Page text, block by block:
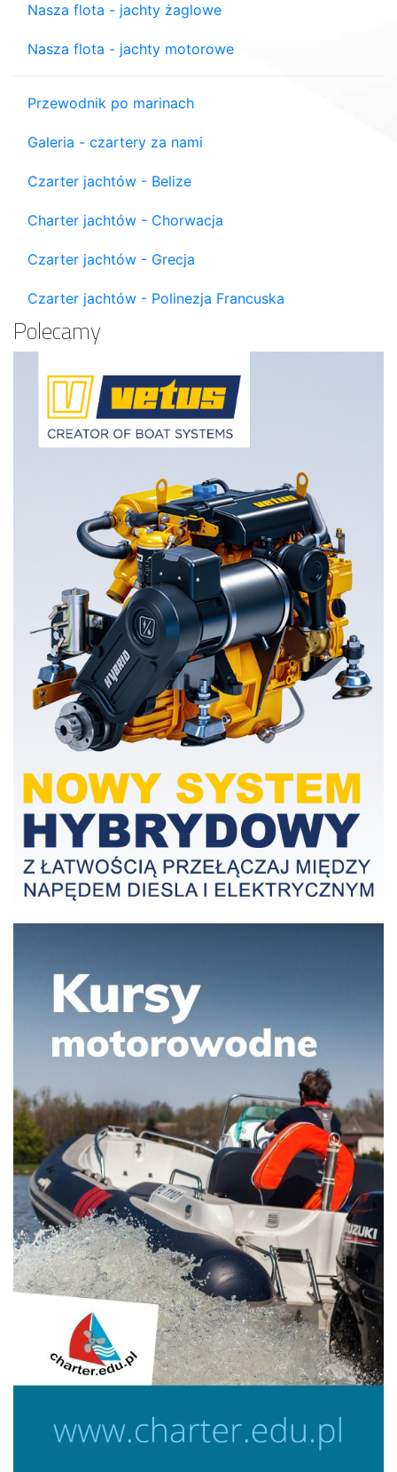
Nasza flota - jachty żaglowe
Nasza flota - jachty motorowe
Przewodnik po marinach
Galeria - czartery za nami
Czarter jachtów - Belize
Charter jachtów - Chorwacja
Czarter jachtów - Grecja
Czarter jachtów - Polinezja Francuska
Polecamy